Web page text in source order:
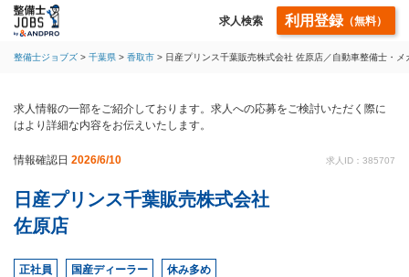
求人検索 利用登録（無料）
整備士ジョブズ 千葉県 香取市 日産プリンス千葉販売株式会社 佐原店／自動車整備士・メ
求人情報の一部をご紹介しております。求人への応募をご検討いただく際に
はより詳細な内容をお伝えいたします。
情報確認日 2026/6/10 求人ID：385707
日産プリンス千葉販売株式会社
佐原店
正社員 国産ディーラー 休み多め